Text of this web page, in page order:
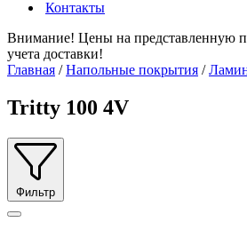
Контакты
Внимание! Цены на представленную
учета доставки!
Главная /Напольные покрытия /
Tritty 100 4V
Фильтр